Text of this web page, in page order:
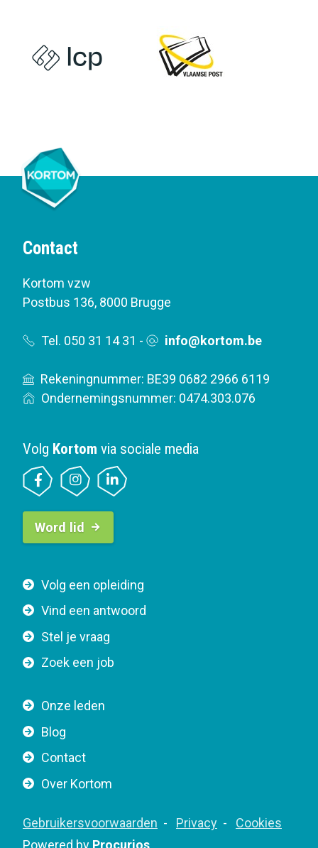
Contact
Kortom vzw
Postbus 136, 8000 Brugge
Tel. 050 31 14 31 - info@kortom.be
Rekeningnummer: BE39 0682 2966 6119
Ondernemingsnummer: 0474.303.076
F
o
t
e
a
v
i
a
i
Volg een opleiding
Vind een antwoord
Stel je vraag
Zoek een job
Onze leden
Blog
Contact
Over Kortom
F
o
Gebruikersvoorwaarden Privacy
Cookies
Volg Kortom via sociale media
B
t
o
n
a
v
g
t
i
o
Word lid